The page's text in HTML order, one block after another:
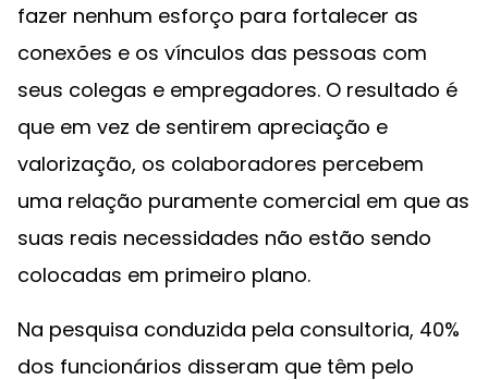
fazer nenhum esforço para fortalecer as
conexões e os vínculos das pessoas com
seus colegas e empregadores. O resultado é
que em vez de sentirem apreciação e
valorização, os colaboradores percebem
uma relação puramente comercial em que as
suas reais necessidades não estão sendo
colocadas em primeiro plano.
Na pesquisa conduzida pela consultoria, 40%
dos funcionários disseram que têm pelo